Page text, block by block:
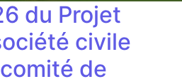
du Projet
civile
de